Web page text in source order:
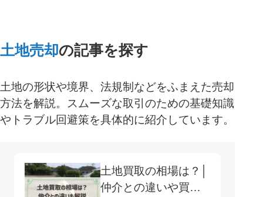
土地売却の記事を探す
土地の形状や境界、法規制などをふまえた売却
方法を解説。スムーズな取引のための基礎知識
やトラブル回避策を具体的に紹介しています。
土地買取の相場は？│
仲介との違いや買取